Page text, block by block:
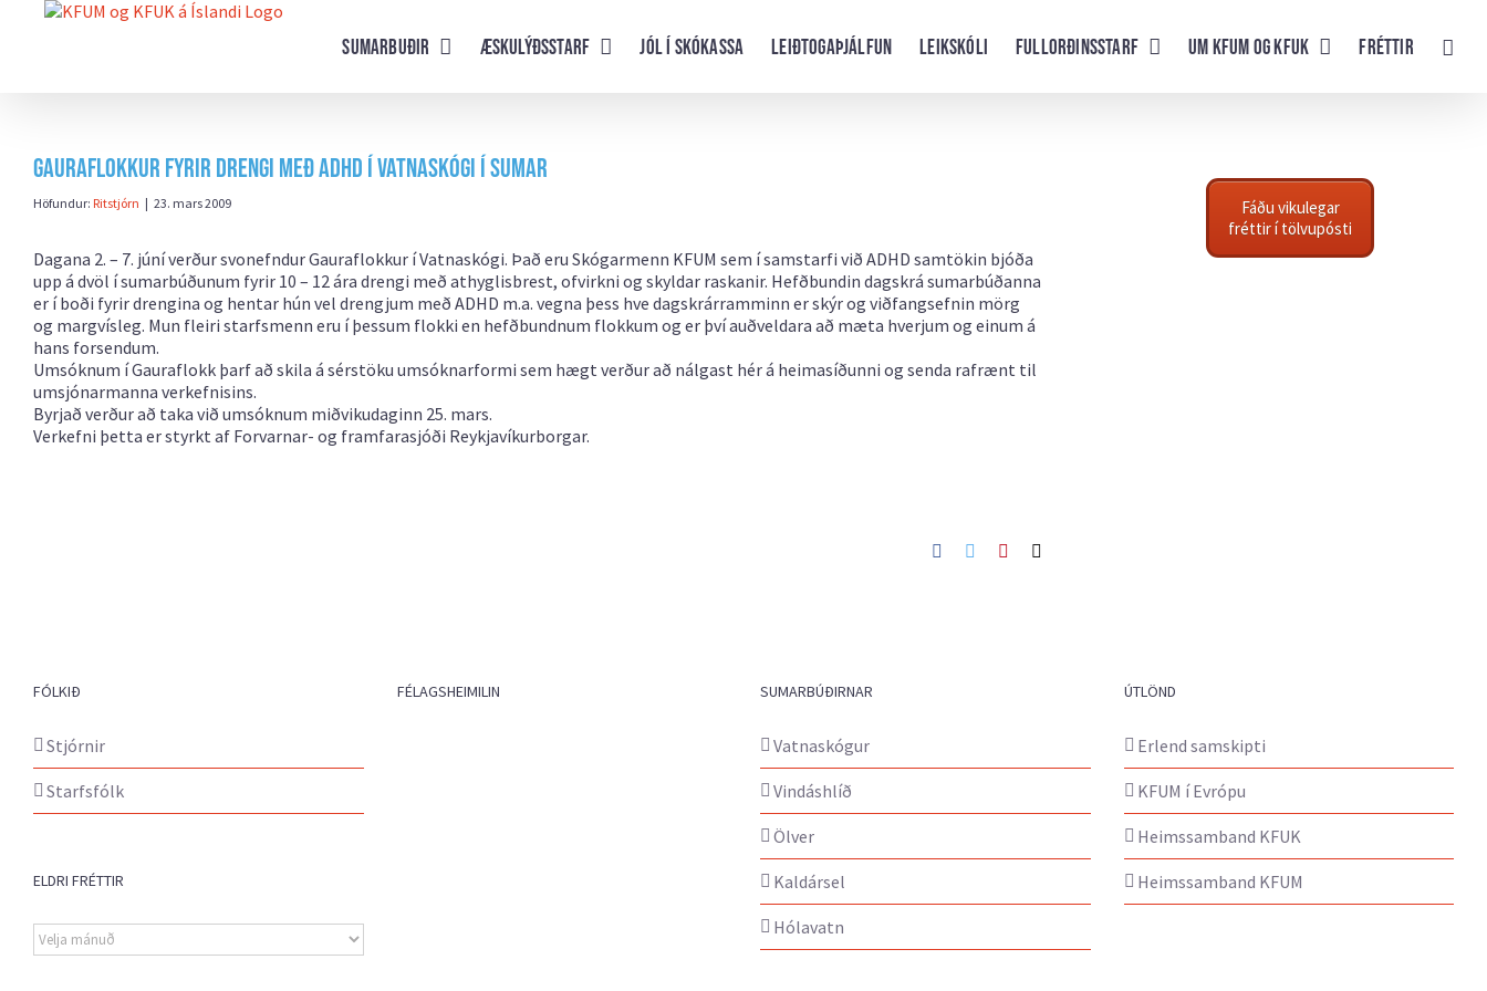
Sumarbuðir Æskulýðsstarf Jól í skókassa Leiðtogaþjálfun Leikskóli Fullorðinsstarf UM KFUM og KFUK Fréttir
Gauraflokkur fyrir drengi með ADHD í Vatnaskógi í sumar
Höfundur: Ritstjórn | 23. mars 2009
Dagana 2. – 7. júní verður svonefndur Gauraflokkur í Vatnaskógi. Það eru Skógarmenn KFUM sem í samstarfi við ADHD samtökin bjóða
upp á dvöl í sumarbúðunum fyrir 10 – 12 ára drengi með athyglisbrest, ofvirkni og skyldar raskanir. Hefðbundin dagskrá sumarbúðanna
er í boði fyrir drengina og hentar hún vel drengjum með ADHD m.a. vegna þess hve dagskrárramminn er skýr og viðfangsefnin mörg
og margvísleg. Mun fleiri starfsmenn eru í þessum flokki en hefðbundnum flokkum og er því auðveldara að mæta hverjum og einum á
hans forsendum.
Umsóknum í Gauraflokk þarf að skila á sérstöku umsóknarformi sem hægt verður að nálgast hér á heimasíðunni og senda rafrænt til
umsjónarmanna verkefnisins.
Byrjað verður að taka við umsóknum miðvikudaginn 25. mars.
Verkefni þetta er styrkt af Forvarnar- og framfarasjóði Reykjavíkurborgar.
Facebook
TwitterPinterest
Fáðu vikulegar
fréttir í tölvupósti
FÓLKIÐ
Stjórnir
Starfsfólk
ELDRI FRÉTTIR
Eldri
fréttir
FÉLAGSHEIMILIN SUMARBÚÐIRNAR
Vatnaskógur
Vindáshlíð
Ölver
Kaldársel
Hólavatn
ÚTLÖND
Erlend samskipti
KFUM í Evrópu
Heimssamband KFUK
Heimssamband KFUM